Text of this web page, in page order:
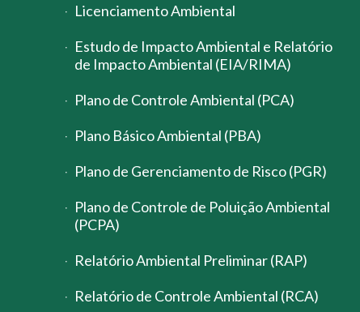
Licenciamento Ambiental
Estudo de Impacto Ambiental e Relatório
de Impacto Ambiental (EIA/RIMA)
Plano de Controle Ambiental (PCA)
Plano Básico Ambiental (PBA)
Plano de Gerenciamento de Risco (PGR)
Plano de Controle de Poluição Ambiental
(PCPA)
Relatório Ambiental Preliminar (RAP)
Relatório de Controle Ambiental (RCA)